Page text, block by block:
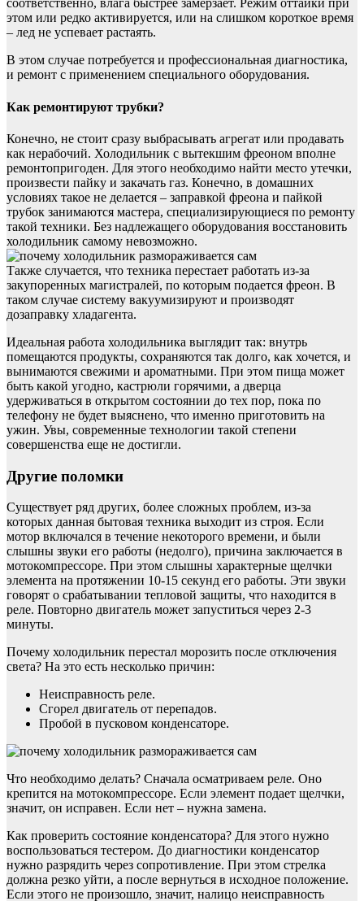
соответственно, влага быстрее замерзает. Режим оттайки при
этом или редко активируется, или на слишком короткое время
– лед не успевает растаять.
В этом случае потребуется и профессиональная диагностика,
и ремонт с применением специального оборудования.
Как ремонтируют трубки?
Конечно, не стоит сразу выбрасывать агрегат или продавать
как нерабочий. Холодильник с вытекшим фреоном вполне
ремонтопригоден. Для этого необходимо найти место утечки,
произвести пайку и закачать газ. Конечно, в домашних
условиях такое не делается – заправкой фреона и пайкой
трубок занимаются мастера, специализирующиеся по ремонту
такой техники. Без надлежащего оборудования восстановить
холодильник самому невозможно.
Также случается, что техника перестает работать из-за
закупоренных магистралей, по которым подается фреон. В
таком случае систему вакуумизируют и производят
дозаправку хладагента.
Идеальная работа холодильника выглядит так: внутрь
помещаются продукты, сохраняются так долго, как хочется, и
вынимаются свежими и ароматными. При этом пища может
быть какой угодно, кастрюли горячими, а дверца
удерживаться в открытом состоянии до тех пор, пока по
телефону не будет выяснено, что именно приготовить на
ужин. Увы, современные технологии такой степени
совершенства еще не достигли.
Другие поломки
Существует ряд других, более сложных проблем, из-за
которых данная бытовая техника выходит из строя. Если
мотор включался в течение некоторого времени, и были
слышны звуки его работы (недолго), причина заключается в
мотокомпрессоре. При этом слышны характерные щелчки
элемента на протяжении 10-15 секунд его работы. Эти звуки
говорят о срабатывании тепловой защиты, что находится в
реле. Повторно двигатель может запуститься через 2-3
минуты.
Почему холодильник перестал морозить после отключения
света? На это есть несколько причин:
Неисправность реле.
Сгорел двигатель от перепадов.
Пробой в пусковом конденсаторе.
Что необходимо делать? Сначала осматриваем реле. Оно
крепится на мотокомпрессоре. Если элемент подает щелчки,
значит, он исправен. Если нет – нужна замена.
Как проверить состояние конденсатора? Для этого нужно
воспользоваться тестером. До диагностики конденсатор
нужно разрядить через сопротивление. При этом стрелка
должна резко уйти, а после вернуться в исходное положение.
Если этого не произошло, значит, налицо неисправность